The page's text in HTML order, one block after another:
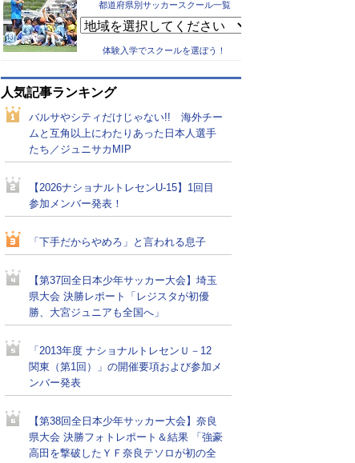
都道府県別サッカースクール一覧
体験入学でスクールを選ぼう！
人気記事ランキング
バルサやシティだけじゃない!! 海外チー
ムと互角以上にわたりあった日本人選手
たち／ジュニサカMIP
【2026ナショナルトレセンU-15】1回目
参加メンバー発表！
「下手だからやめろ」と言われる息子
【第37回全日本少年サッカー大会】埼玉
県大会 決勝レポート「レジスタが初優
勝、大宮ジュニアも全国へ」
「2013年度 ナショナルトレセンＵ－12
関東（第1回）」の開催要項および参加メ
ンバー発表
【第38回全日本少年サッカー大会】奈良
県大会 決勝フォトレポート＆結果 「強豪
高田を撃破したＹＦ奈良テソロが初の全